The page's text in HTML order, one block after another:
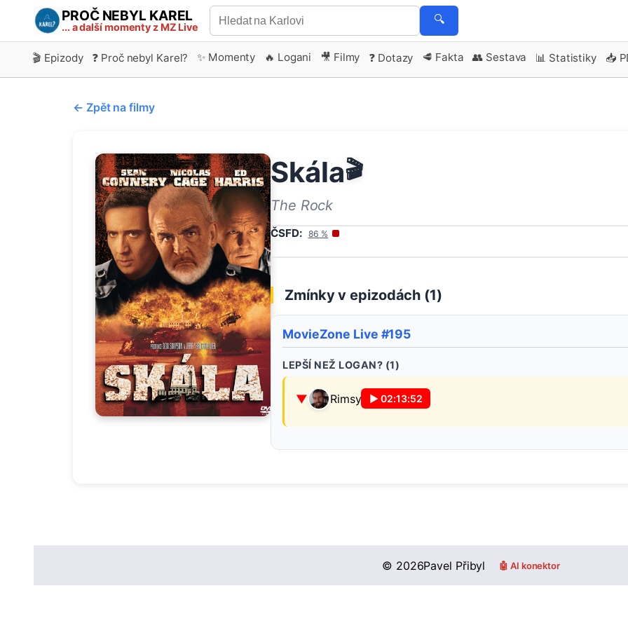
PROČ NEBYL KAREL
... a další momenty z MZ Live
🔍
🎬 Epizody ❓ Proč nebyl Karel? ✨ Momenty 🔥 Logani 🎥 Filmy ❓ Dotazy 🥩 Fakta 👥 Sestava 📊 Statistiky 📥
← Zpět na filmy
Skála🎬
The Rock
ČSFD: 86 %
Zmínky v epizodách (1)
MovieZone Live #195
LEPŠÍ NEŽ LOGAN? (1)
Rimsy ▶02:13:52
© 2026Pavel Přibyl 🤖 AI konektor